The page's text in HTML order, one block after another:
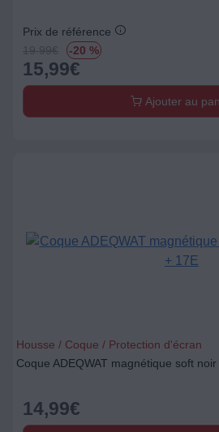
Prix de référence
19.99€ -20 %
15,99€
Ajouter au
Housse / Coque / Protection d'écran
Coque ADEQWAT magnétique soft
14,99€